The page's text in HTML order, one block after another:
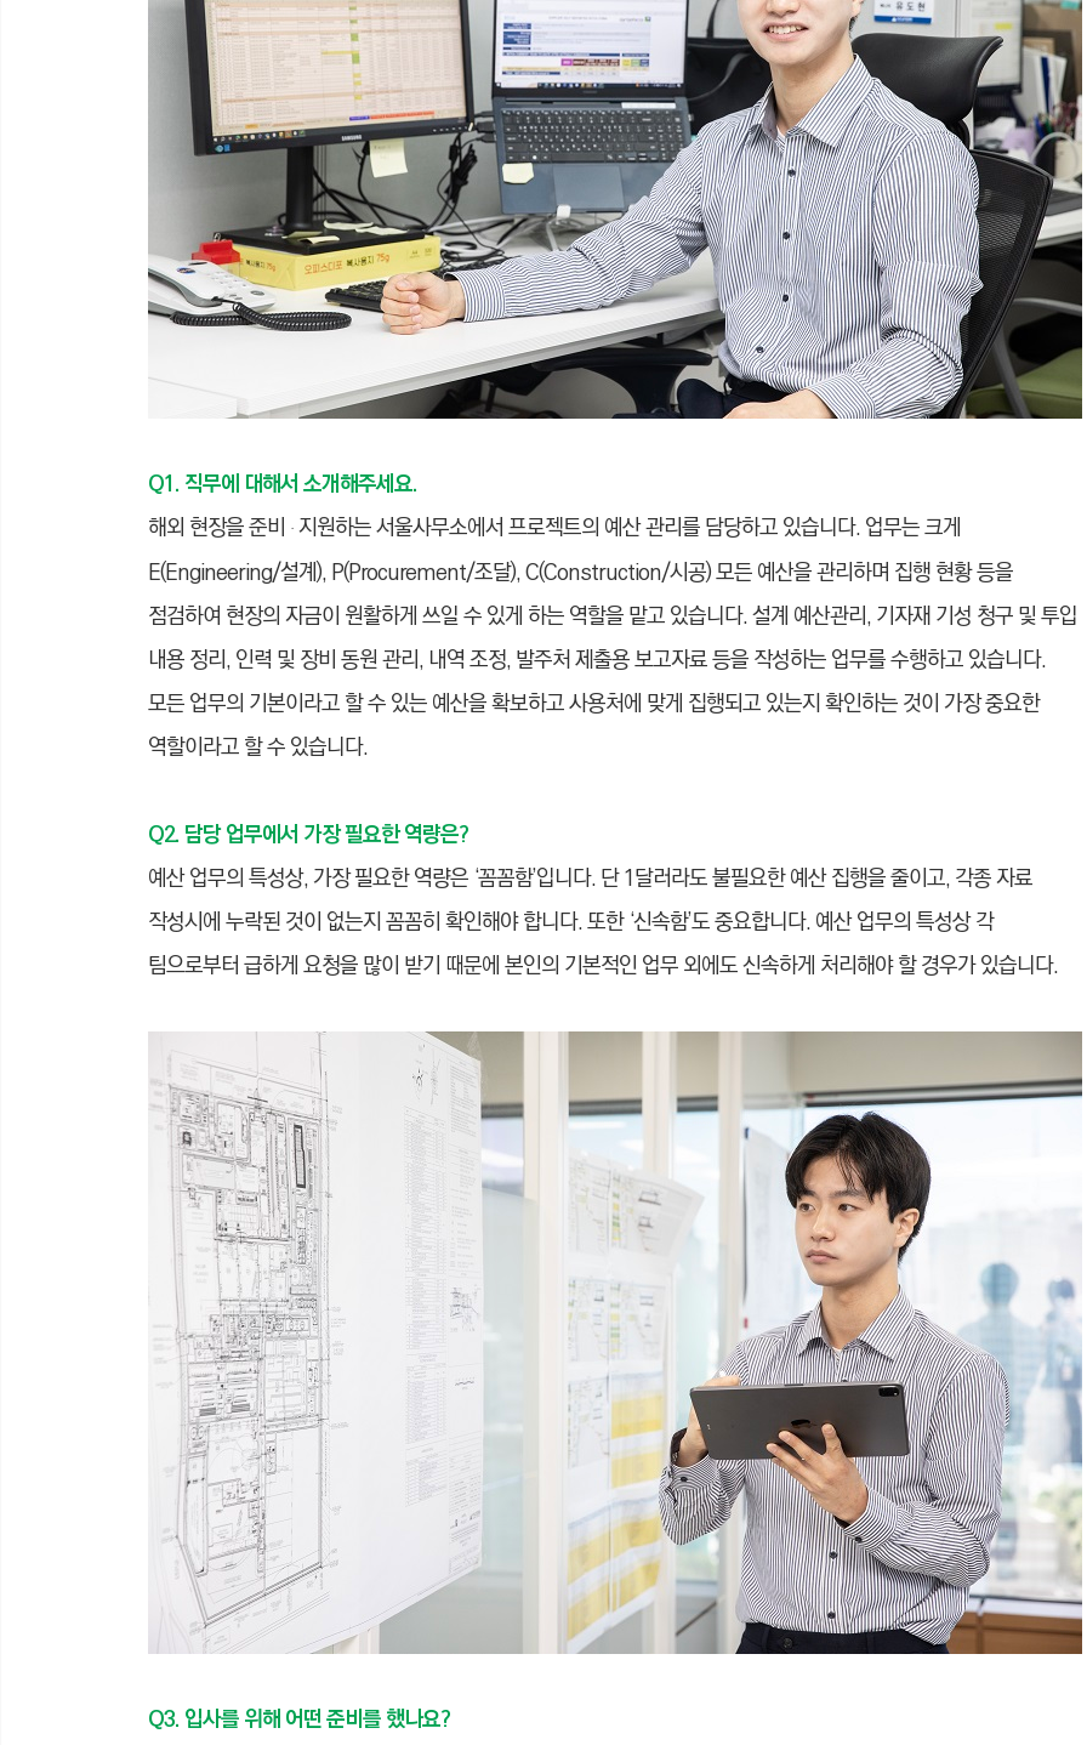
Q1. 직무에 대해서 소개해주세요.
해외 현장을 준비 ᆞ 지원하는 서울사무소에서 프로젝트의 예산 관리를 담당하고 있습니다. 업무는 크게
E(Engineering/설계), P(Procurement/조달), C(Construction/시공) 모든 예산을 관리하며 집행 현황 등을
점검하여 현장의 자금이 원활하게 쓰일 수 있게 하는 역할을 맡고 있습니다. 설계 예산관리, 기자재 기성 청구 및 투입
내용 정리, 인력 및 장비 동원 관리, 내역 조정, 발주처 제출용 보고자료 등을 작성하는 업무를 수행하고 있습니다.
모든 업무의 기본이라고 할 수 있는 예산을 확보하고 사용처에 맞게 집행되고 있는지 확인하는 것이 가장 중요한
역할이라고 할 수 있습니다.
Q2. 담당 업무에서 가장 필요한 역량은?
예산 업무의 특성상, 가장 필요한 역량은 ‘꼼꼼함’입니다. 단 1달러라도 불필요한 예산 집행을 줄이고, 각종 자료
작성시에 누락된 것이 없는지 꼼꼼히 확인해야 합니다. 또한 ‘신속함’도 중요합니다. 예산 업무의 특성상 각
팀으로부터 급하게 요청을 많이 받기 때문에 본인의 기본적인 업무 외에도 신속하게 처리해야 할 경우가 있습니다.
Q3. 입사를 위해 어떤 준비를 했나요?